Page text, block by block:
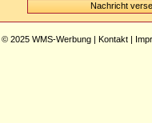
© 2025 WMS-Werbung | Kontakt |